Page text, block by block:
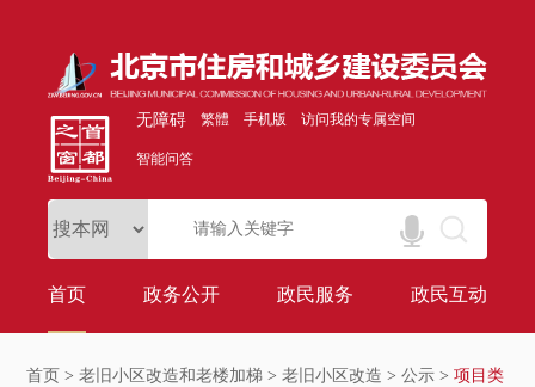
无障碍 繁體 手机版 访问我的专属空间
智能问答
首页 政务公开 政民服务 政民互动
首页 >老旧小区改造和老楼加梯 >老旧小区改造 >公示 >项目类